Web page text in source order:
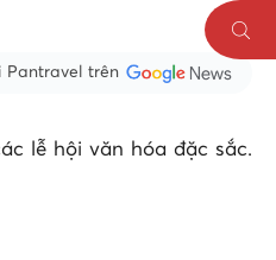
Pantravel trên
lễ hội văn hóa đặc sắc.